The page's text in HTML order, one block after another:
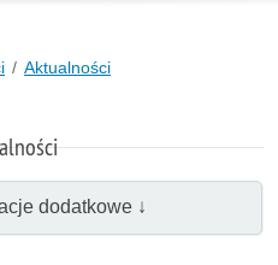
Aktualności
dodatkowe ↓